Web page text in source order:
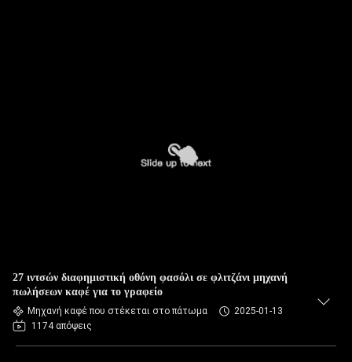
27 ιντσών διαφημιστική οθόνη φασόλι σε φλιτζάνι μηχανή
πωλήσεων καφέ για το γραφείο
Μηχανή καφέ που στέκεται στο πάτωμα
2025-01-13
1174 απόψεις